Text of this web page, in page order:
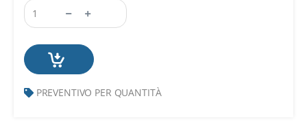
PREVENTIVO PER QUANTITÀ